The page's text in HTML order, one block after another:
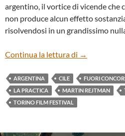
argentino, il vortice di vicende che
non produce alcun effetto
risolvendosi in un grandissimo
Continua la lettura di “LA
→
ARGENTINA CILE FUORI
LA PRACTICA
MARTIN REJTMAN
TORINO FILM FESTIVAL